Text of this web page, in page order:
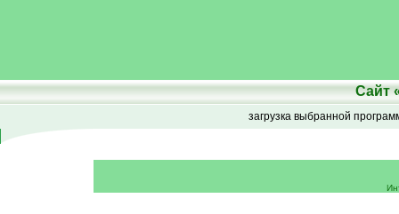
Сайт
загрузка выбранной